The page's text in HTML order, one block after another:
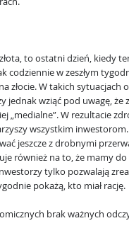
to ostatni dzień, kiedy
codziennie w zeszłym
złocie. W takich sytuacjach
jednak wziąć pod uwagę, że
„medialne”. W rezultacie
wszystkim
jeszcze z drobnymi
również na to, że mamy do
tylko pozwalają
pokażą, kto miał rację.
brak ważnych